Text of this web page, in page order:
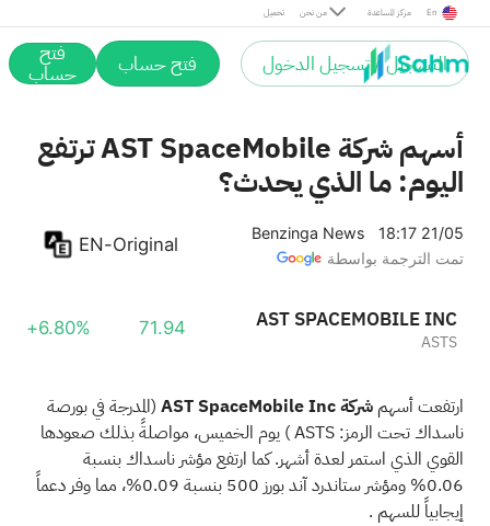
تحميل من نحن مركز المساعدة En
التسجيل / تسجيل الدخول فتح حساب فتح
حساب
أسهم شركة AST SpaceMobile ترتفع
اليوم: ما الذي يحدث؟
Benzinga News
18:17 21/05
تمت الترجمة بواسطة
EN-Original
AST SPACEMOBILE INC
ASTS
71.94
+6.80%
ارتفعت أسهم شركة AST SpaceMobile Inc
(المدرجة في بورصة
ناسداك تحت الرمز: ASTS) يوم الخميس، مواصلةً بذلك صعودها
القوي الذي استمر لعدة أشهر. كما ارتفع مؤشر ناسداك بنسبة
0.06% ومؤشر ستاندرد آند بورز 500 بنسبة 0.09%، مما وفر
دعماً
إيجابياً للسهم .